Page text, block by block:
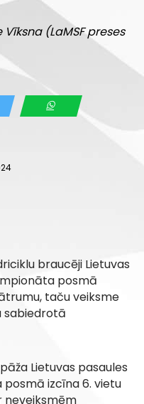
(LaMSF preses
braucēji Lietuvas
posmā
taču veiksme
sabiedrotā
Lietuvas pasaules
izcīna 6. vietu
neveiksmēm